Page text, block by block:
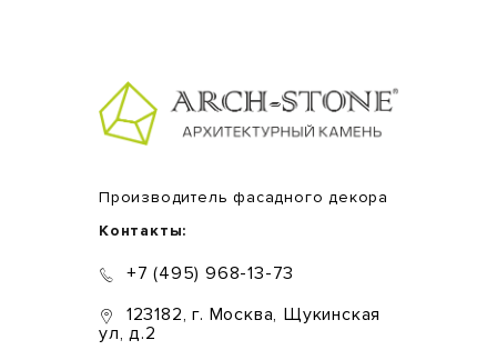
Производитель фасадного декора
Контакты:
+7 (495) 968-13-73
123182, г. Москва, Щукинская
ул, д.2